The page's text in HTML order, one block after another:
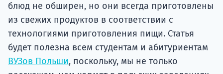
блюд не обширен, но они всегда приготовлены
из свежих продуктов в соответствии с
технологиями приготовления пищи. Статья
будет полезна всем студентам и абитуриентам
ВУЗов Польши, поскольку, мы не только